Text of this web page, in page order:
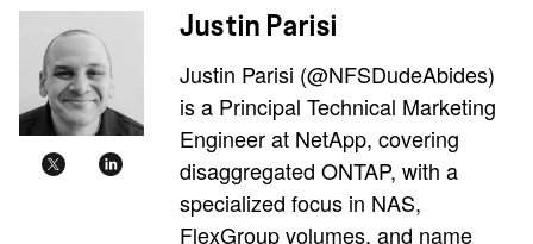
Justin Parisi
Justin Parisi (@NFSDudeAbides)
is a Principal Technical Marketing
Engineer at NetApp, covering
disaggregated ONTAP, with a
specialized focus in NAS,
FlexGroup volumes, and name